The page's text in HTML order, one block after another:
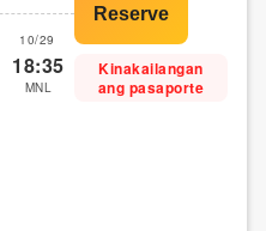
10/29
18:35
MNL
Kinakailangan
ang pasaporte